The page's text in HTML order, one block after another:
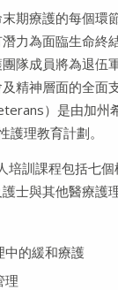
期療護的每個環
力為面臨生命終
隊成員將為退伍
精神層面的全面
）是由加州
理教育計劃。
培訓課程包括七
士與其他醫療護
中的緩和療護
理